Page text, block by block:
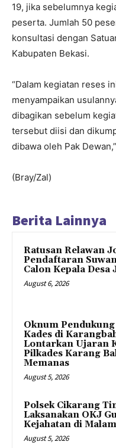
19, jika sebelumnya
peserta. Jumlah 50
konsultasi dengan
Kabupaten Bekasi.
“Dalam kegiatan reses
menyampaikan
dibagikan sebelum
tersebut diisi dan
dibawa oleh Pak
(Bray/Zal)
Berita Lainnya
Ratusan Relawan
Pendaftaran
Calon Kepala Desa
August 6, 2026
Oknum
Kades di
Lontarkan Ujaran
Pilkades Karang
Memanas
August 5, 2026
Polsek Cikarang
Laksanakan OKJ
Kejahatan di
August 5, 2026